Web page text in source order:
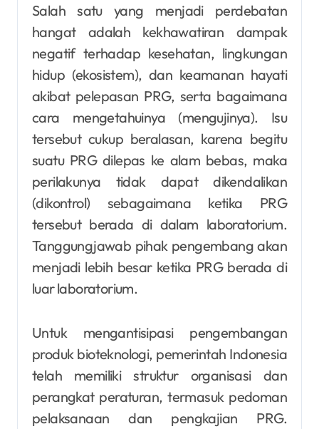
Salah satu yang menjadi perdebatan
hangat adalah kekhawatiran dampak
negatif terhadap kesehatan, lingkungan
hidup (ekosistem), dan keamanan hayati
akibat pelepasan PRG, serta bagaimana
cara mengetahuinya (mengujinya). Isu
tersebut cukup beralasan, karena begitu
suatu PRG dilepas ke alam bebas, maka
perilakunya tidak dapat dikendalikan
(dikontrol) sebagaimana ketika PRG
tersebut berada di dalam laboratorium.
Tanggungjawab pihak pengembang akan
menjadi lebih besar ketika PRG berada di
luar laboratorium.
Untuk mengantisipasi pengembangan
produk bioteknologi, pemerintah Indonesia
telah memiliki struktur organisasi dan
perangkat peraturan, termasuk pedoman
pelaksanaan dan pengkajian PRG.